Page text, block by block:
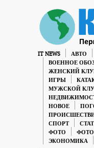
IT NEWS АВТО
ВОЕННОЕ
ЖЕНСКИЙ
ИГРЫ
МУЖСКОЙ
НОВОЕ
СПОРТ
ФОТО
ЭКОНОМИКА